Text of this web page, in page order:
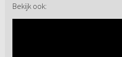
Bekijk ook: